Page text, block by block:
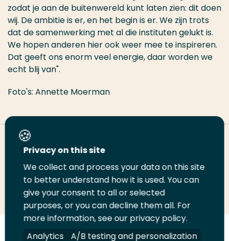
zodat je aan de buitenwereld kunt laten zien: dit doen
wij. De ambitie is er, en het begin is er. We zijn trots
dat de samenwerking met al die instituten gelukt is.
We hopen anderen hier ook weer mee te inspireren.
Dat geeft ons enorm veel energie, daar worden we
echt blij van".
Foto's: Annette Moerman
Deel deze pagina
Deel
LinkedIn
Deel
op
Twitter
Deel
op
Facebook
Email
deze
pagina
Print
deze
pagina
VolgVolgVolgVolg
Privacy on this site
We collect and process your data on this site
to better understand how it is used. You can
give your consent to all or selected
purposes, or you can decline them all. For
more information, see our privacy policy.
Analytics
A/B testing and personalization